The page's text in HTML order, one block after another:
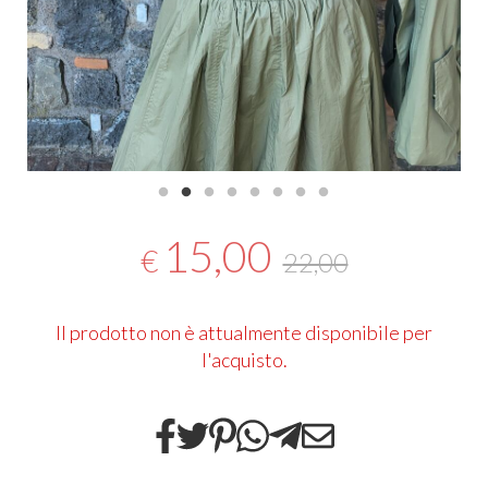
€ 15,00 22,00
Il prodotto non è attualmente disponibile per
l'acquisto.